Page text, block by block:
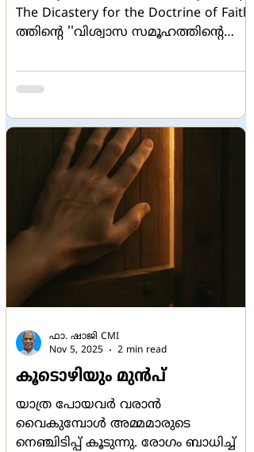
The Dicastery for the Doctrine of Faith)
ത്തിൻ്റെ ''വിശ്വാസ സമൂഹത്തിൻ്റെ
People) എന്ന പ്രബോധനം.
ക്രിസ്തുവിനോടടുത്ത
പദവിക്കല്ല; മറിച്ച് മറിയം,
ക്രിസ്തുവിൻ്റെ മനുഷ്യാവതാര
രഹസ്യത്തിൻ്റെ ഭാഗമായി
എന്നതിനാണ് ഈ പ്രബോധനം
ഊന്നൽ നൽകുന്നത് . വിശ്വാസത്തിൻ്റെ
പരമ
കൂടൊഴിയും മുന്‍പ്
യാത്ര പോയവര്‍ വരാന്‍
വൈകുമ്പോള്‍ അമ്മമാരുടെ
നെഞ്ചിടിപ്പ് കൂടുന്നു. രോഗം ബാധിച്ച്
ഫാ. ഷാജി CMI
Nov 5, 2025
2 min read